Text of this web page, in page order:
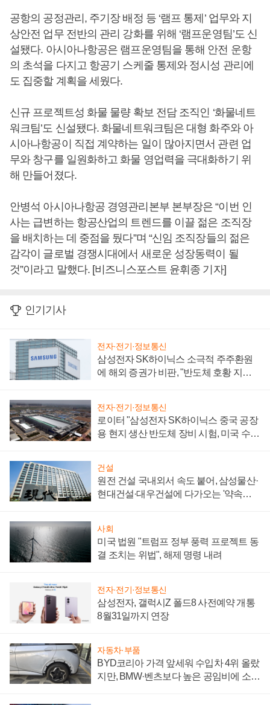
공항의 공정관리, 주기장 배정 등 ‘램프 통제’ 업무와 지
상안전 업무 전반의 관리 강화를 위해 ‘램프운영팀’도 신
설됐다. 아시아나항공은 램프운영팀을 통해 안전 운항
의 초석을 다지고 항공기 스케줄 통제와 정시성 관리에
도 집중할 계획을 세웠다.
신규 프로젝트성 화물 물량 확보 전담 조직인 ‘화물네트
워크팀’도 신설됐다. 화물네트워크팀은 대형 화주와 아
시아나항공이 직접 계약하는 일이 많아지면서 관련 업
무와 창구를 일원화하고 화물 영업력을 극대화하기 위
해 만들어졌다.
안병석 아시아나항공 경영관리본부 본부장은 “이번 인
사는 급변하는 항공산업의 트렌드를 이끌 젊은 조직장
을 배치하는 데 중점을 뒀다”며 “신임 조직장들의 젊은
감각이 글로벌 경쟁시대에서 새로운 성장동력이 될
것”이라고 말했다. [비즈니스포스트 윤휘종 기자]
인기기사
전자·전기·정보통신
삼성전자 SK하이닉스 소극적 주주환원
에 해외 증권가 비판, "반도체 호황 지속
전자·전기·정보통신
로이터 "삼성전자 SK하이닉스 중국 공장
용 현지 생산 반도체 장비 시험, 미국 수출
건설
원전 건설 국내외서 속도 붙어, 삼성물산·
현대건설·대우건설에 다가오는 '약속의
사회
미국 법원 "트럼프 정부 풍력 프로젝트 동
결 조치는 위법", 해제 명령 내려
전자·전기·정보통신
삼성전자, 갤럭시Z 폴드8 사전예약 개통
8월31일까지 연장
자동차·부품
BYD코리아 가격 앞세워 수입차 4위 올랐
지만, BMW·벤츠보다 높은 공임비에 소비